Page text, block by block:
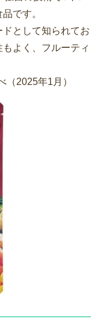
です。
として知られてお
よく、フルーティ
（2025年1月）